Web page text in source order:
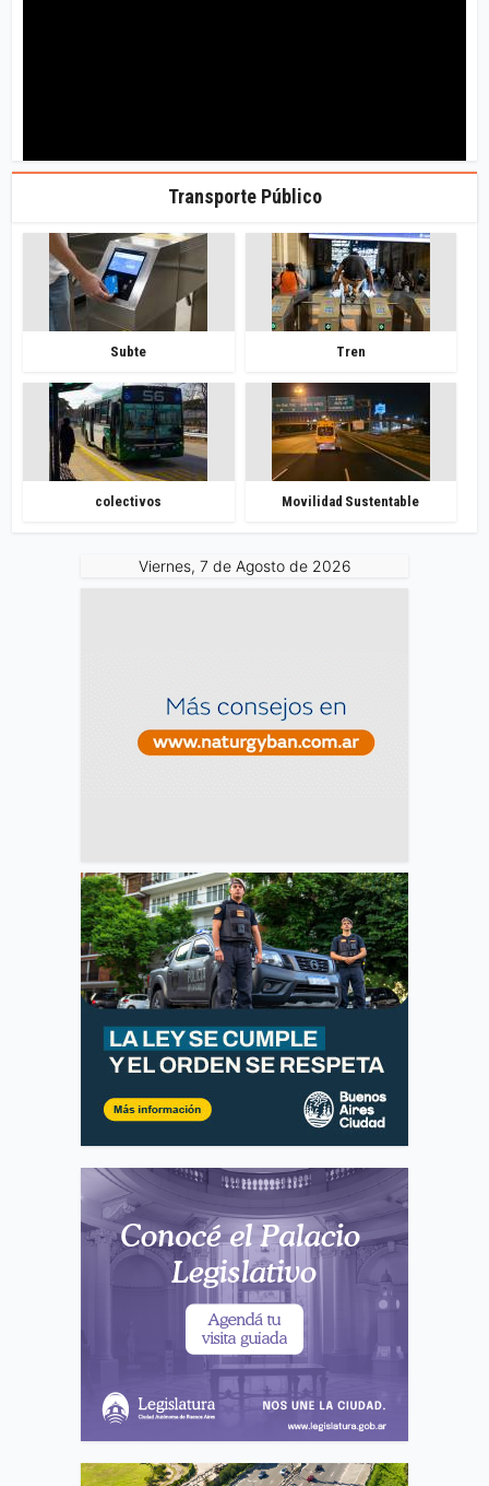
Transporte Público
Subte Tren
colectivos Movilidad Sustentable
Viernes, 7 de Agosto de 2026